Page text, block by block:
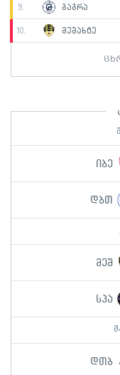
9. გაგრა
10. მეშახტე
იბე
დბთ
მეშ
სპა
დთბ